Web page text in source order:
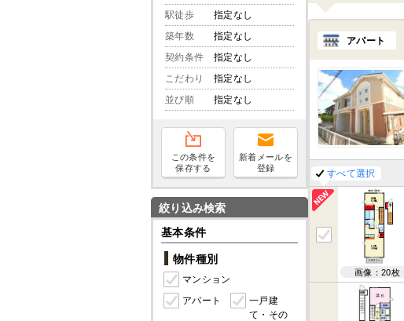
駅徒歩
指定なし
築年数
指定なし
契約条件
指定なし
こだわり
指定なし
並び順
指定なし
この条件を
保存する
新着メールを
登録
絞り込み検索
基本条件
物件種別
マンション
アパート
一戸建
て・その
アパート
すべて選択
画像：20枚